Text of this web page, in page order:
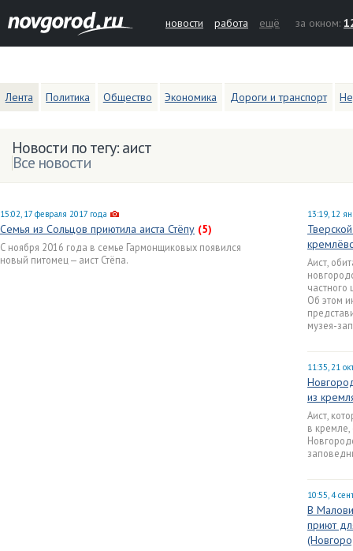
новости работа ещё за окном:
Лента Политика Общество Экономика Дороги и транспорт
Новости по тегу: аист
Все новости
15:02, 17 февраля 2017 года
Семья из Сольцов приютила аиста Стёпу (5)
С ноября 2016 года в семье Гармонщиковых появился
новый питомец — аист Стёпа.
13:19, 12
Аист,
частного
Об этом
музея-
11:35, 21
из
Аист,
в кремле,
10:55, 4
В
приют